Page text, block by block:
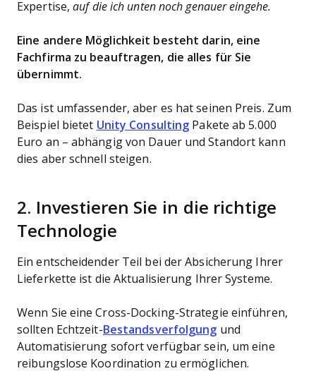
Expertise,auf die ich unten noch genauer eingehe.
Eine andere Möglichkeit besteht darin, eine
Fachfirma zu beauftragen, die alles für Sie
übernimmt.
Das ist umfassender, aber es hat seinen Preis. Zum
Beispiel bietet Unity Consulting Pakete ab 5.000
Euro an – abhängig von Dauer und Standort kann
dies aber schnell steigen.
2. Investieren Sie in die richtige
Technologie
Ein entscheidender Teil bei der Absicherung Ihrer
Lieferkette ist die Aktualisierung Ihrer Systeme.
Wenn Sie eine Cross-Docking-Strategie einführen,
sollten Echtzeit- Bestandsverfolgung und
Automatisierung sofort verfügbar sein, um eine
reibungslose Koordination zu ermöglichen.